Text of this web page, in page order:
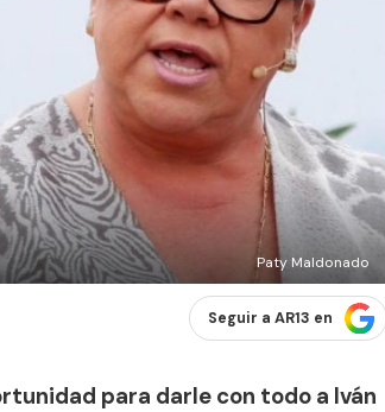
Paty Maldonado
Seguir a AR13 en
para darle con todo a Iván